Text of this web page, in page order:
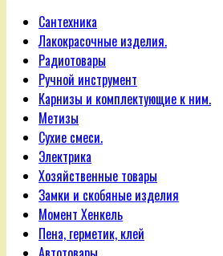
Сантехника
Лакокрасочные изделия.
Радиотовары
Ручной инструмент
Карнизы и комплектующие к ним.
Метизы
Сухие смеси.
Электрика
Хозяйственные товары
Замки и скобяные изделия
Момент Хенкель
Пена, герметик, клей